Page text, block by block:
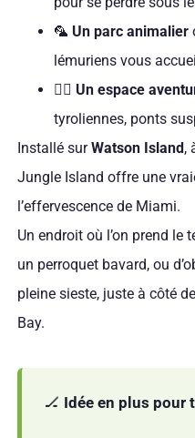
🦜 Un parc animalier
lémuriens vous
🧗‍♂️ Un espace
tyroliennes, ponts
Installé surWatson Island,
Jungle Island offre une
l’effervescence de Miami.
Un endroit où l’on prend le
un perroquet bavard, ou
pleine sieste, juste à côté
Bay.
🏒 Idée en plus pour